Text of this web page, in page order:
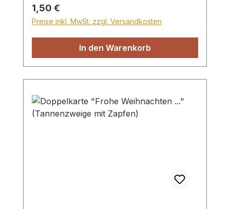
Regulärer Preis:
1,50 €
Preise inkl. MwSt. zzgl. Versandkosten
In den Warenkorb